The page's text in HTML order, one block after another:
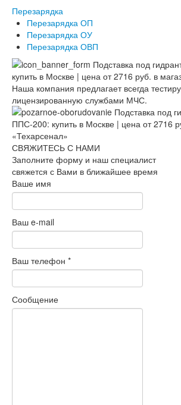
Перезарядка
Перезарядка ОП
Перезарядка ОУ
Перезарядка ОВП
Наша компания предлагает всегда
лицензированную службами МЧС.
СВЯЖИТЕСЬ С НАМИ
Заполните форму и наш специалист
свяжется с Вами в ближайшее время
Ваше имя
Ваш e-mail
Ваш телефон *
Сообщение